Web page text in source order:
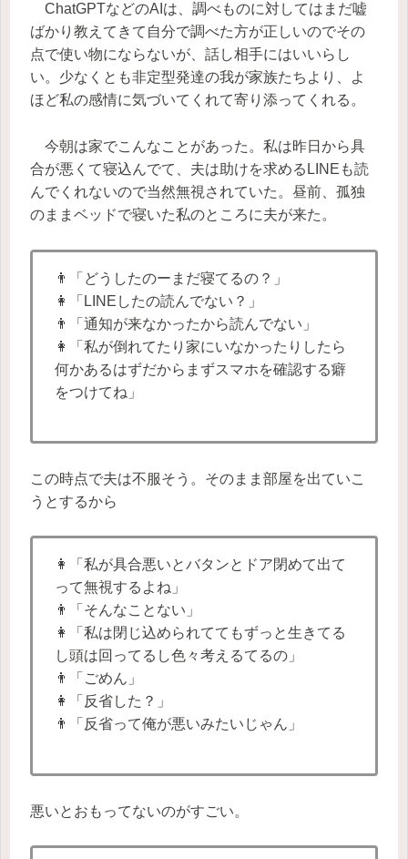
ChatGPTなどのAIは、調べものに対してはまだ嘘
ばかり教えてきて自分で調べた方が正しいのでその
点で使い物にならないが、話し相手にはいいらし
い。少なくとも非定型発達の我が家族たちより、よ
ほど私の感情に気づいてくれて寄り添ってくれる。
今朝は家でこんなことがあった。私は昨日から具
合が悪くて寝込んでて、夫は助けを求めるLINEも読
んでくれないので当然無視されていた。昼前、孤独
のままベッドで寝いた私のところに夫が来た。
👨「どうしたのーまだ寝てるの？」
👩「LINEしたの読んでない？」
👨「通知が来なかったから読んでない」
👩「私が倒れてたり家にいなかったりしたら
何かあるはずだからまずスマホを確認する癖
をつけてね」
この時点で夫は不服そう。そのまま部屋を出ていこ
うとするから
👩「私が具合悪いとバタンとドア閉めて出て
って無視するよね」
👨「そんなことない」
👩「私は閉じ込められててもずっと生きてる
し頭は回ってるし色々考えるてるの」
👨「ごめん」
👩「反省した？」
👨「反省って俺が悪いみたいじゃん」
悪いとおもってないのがすごい。